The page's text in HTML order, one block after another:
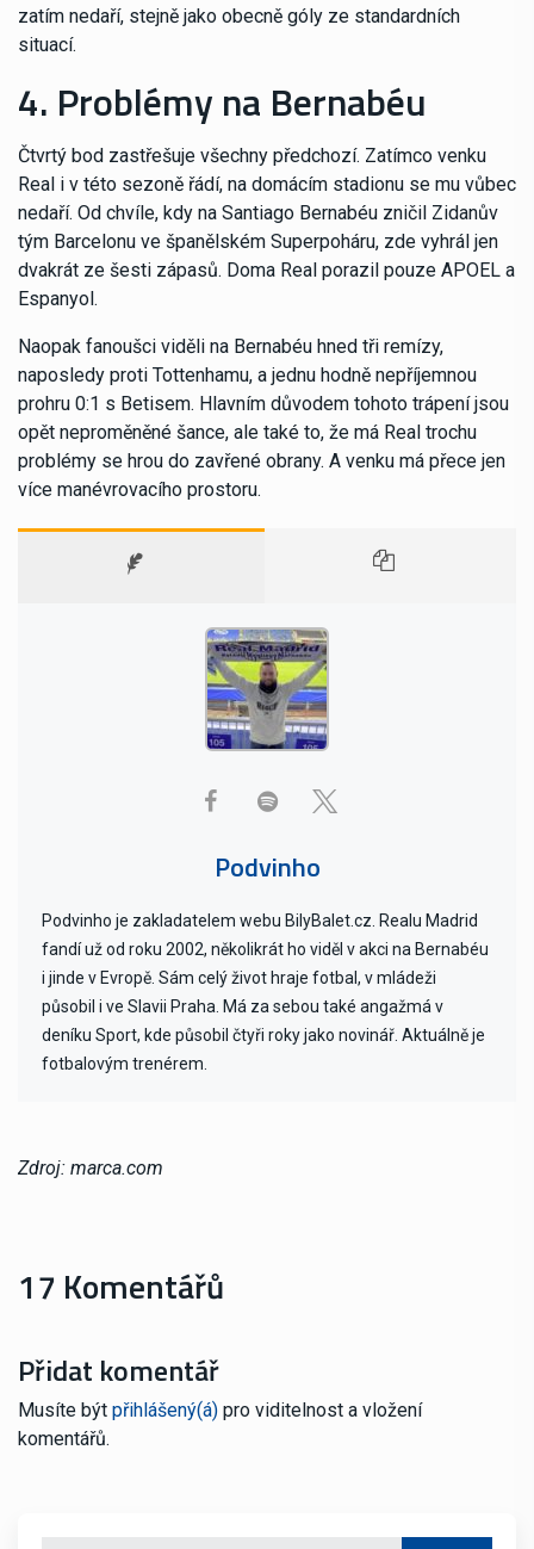
zatím nedaří, stejně jako obecně góly ze standardních
situací.
4. Problémy na Bernabéu
Čtvrtý bod zastřešuje všechny předchozí. Zatímco venku
Real i v této sezoně řádí, na domácím stadionu se mu vůbec
nedaří. Od chvíle, kdy na Santiago Bernabéu zničil Zidanův
tým Barcelonu ve španělském Superpoháru, zde vyhrál jen
dvakrát ze šesti zápasů. Doma Real porazil pouze APOEL a
Espanyol.
Naopak fanoušci viděli na Bernabéu hned tři remízy,
naposledy proti Tottenhamu, a jednu hodně nepříjemnou
prohru 0:1 s Betisem. Hlavním důvodem tohoto trápení jsou
opět neproměněné šance, ale také to, že má Real trochu
problémy se hrou do zavřené obrany. A venku má přece jen
více manévrovacího prostoru.
Podvinho
Podvinho je zakladatelem webu BilyBalet.cz. Realu Madrid
fandí už od roku 2002, několikrát ho viděl v akci na Bernabéu
i jinde v Evropě. Sám celý život hraje fotbal, v mládeži
působil i ve Slavii Praha. Má za sebou také angažmá v
deníku Sport, kde působil čtyři roky jako novinář. Aktuálně je
fotbalovým trenérem.
Zdroj: marca.com
17 Komentářů
Přidat komentář
Musíte být přihlášený(á) pro viditelnost a vložení
komentářů.